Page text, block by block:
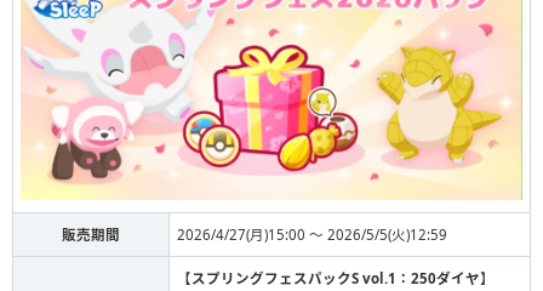
販売期間 2026/4/27(月)15:00 ～ 2026/5/5(火)12:59
【 スプリングフェスパックS vol.1：250ダイヤ】